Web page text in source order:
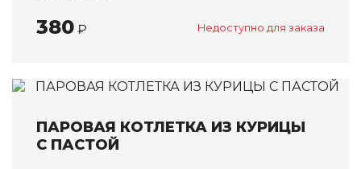
380 ₽ Недоступно для заказа
ПАРОВАЯ КОТЛЕТКА ИЗ КУРИЦЫ
С ПАСТОЙ